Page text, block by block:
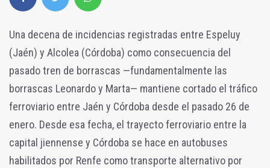
Una decena de incidencias registradas entre Espeluy
(Jaén) y Alcolea (Córdoba) como consecuencia del
pasado tren de borrascas —fundamentalmente las
borrascas Leonardo y Marta— mantiene cortado el tráfico
ferroviario entre Jaén y Córdoba desde el pasado 26 de
enero. Desde esa fecha, el trayecto ferroviario entre la
capital jiennense y Córdoba se hace en autobuses
habilitados por Renfe como transporte alternativo por